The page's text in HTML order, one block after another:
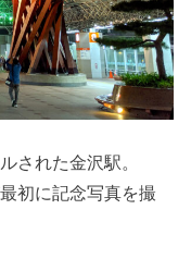
された金沢駅。
初に記念写真を撮